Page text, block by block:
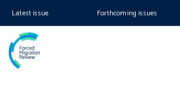
Latest issue Forthcoming issues